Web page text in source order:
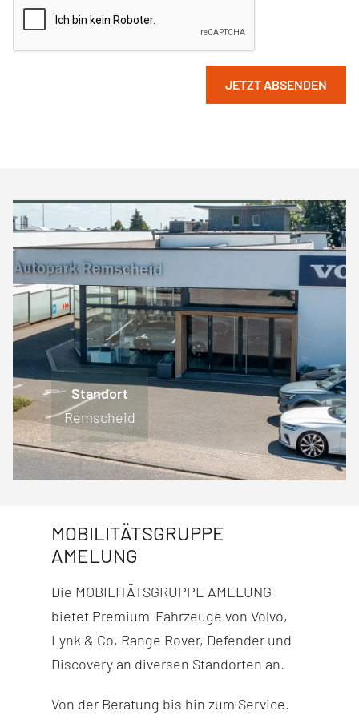
JETZT ABSENDEN
Standort
Engelskirchen
Standort
Lüdenscheid
Standort
Remscheid
Standort
Wiehl
MOBILITÄTSGRUPPE
AMELUNG
Die MOBILITÄTSGRUPPE AMELUNG
bietet Premium-Fahr­zeuge von Volvo,
Lynk & Co, Range Rover, Defender und
Discovery an diversen Stand­orten an.
Von der Beratung bis hin zum Service.